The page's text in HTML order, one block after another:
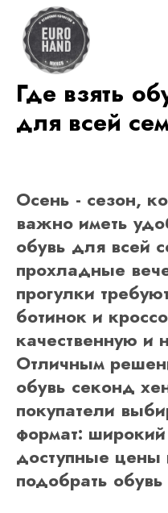
Где взять
для всей
Осень - сезон,
важно иметь
обувь для всей
прохладные
прогулки
ботинок и
качественную и
Отличным
обувь секонд
покупатели
формат: широкий
доступные цены
подобрать